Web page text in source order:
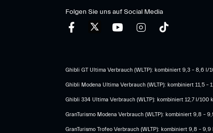
Folgen Sie uns auf Social Media
Ghibli GT Ultima Verbrauch (WLTP): kombiniert 9,3 – 8,6 l/
Ghibli Modena Ultima Verbrauch (WLTP): kombiniert 11,5
Ghibli 334 Ultima Verbrauch (WLTP): kombiniert 12,7 l/
GranTurismo Modena Verbrauch (WLTP): kombiniert 9,8 –
GranTurismo Trofeo Verbrauch (WLTP): kombiniert 9,8 –